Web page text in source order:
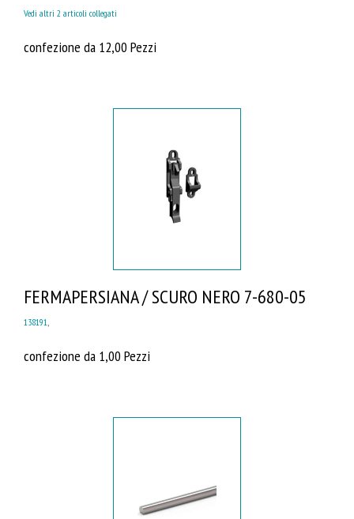
Vedi altri 2 articoli collegati
confezione da 12,00 Pezzi
FERMAPERSIANA / SCURO NERO 7-680-05
138191
confezione da 1,00 Pezzi